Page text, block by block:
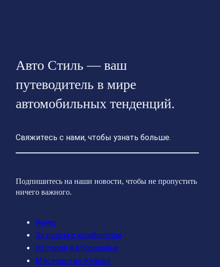
Авто Стиль — ваш
путеводитель в мире
автомобильных тенденций.
Свяжитесь с нами, чтобы узнать больше.
Подпишитесь на наши новости, чтобы не пропустить
ничего важного.
News
За рулем с комфортом
История Автодизайна
Мастерство Кузова